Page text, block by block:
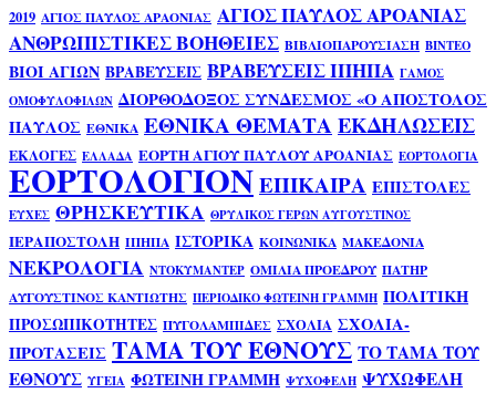
2019 ΑΓΙΟΣ ΠΑΥΛΟΣ ΑΡΑΟΝΙΑΣ ΑΓΙΟΣ ΠΑΥΛΟΣ ΑΡΟΑΝΙΑΣ
ΑΝΘΡΩΠΙΣΤΙΚΕΣ ΒΟΗΘΕΙΕΣ ΒΙΒΛΙΟΠΑΡΟΥΣΙΑΣΗ ΒΙΝΤΕΟ
ΒΙΟΙ ΑΓΙΩΝ ΒΡΑΒΕΥΣΕΙΣ ΒΡΑΒΕΥΣΕΙΣ ΙΠΗΠΑ ΓΑΜΟΣ
ΟΜΟΦΥΛΟΦΙΛΩΝ ΔΙΟΡΘΟΔΟΞΟΣ ΣΥΝΔΕΣΜΟΣ «Ο ΑΠΟΣΤΟΛΟΣ
ΠΑΥΛΟΣ ΕΘΝΙΚΑ ΕΘΝΙΚΑ ΘΕΜΑΤΑΕΚΔΗΛΩΣΕΙΣ
ΕΚΛΟΓΕΣ ΕΛΛΑΔΑ ΕΟΡΤΗ ΑΓΙΟΥ ΠΑΥΛΟΥ ΑΡΟΑΝΙΑΣ ΕΟΡΤΟΛΟΓΙΑ
ΕΟΡΤΟΛΟΓΙΟΝΕΠΙΚΑΙΡΑ ΕΠΙΣΤΟΛΕΣ
ΕΥΧΕΣ ΘΡΗΣΚΕΥΤΙΚΑ ΘΡΥΛΙΚΟΣ ΓΕΡΩΝ ΑΥΓΟΥΣΤΙΝΟΣ
ΙΕΡΑΠΟΣΤΟΛΗ ΙΠΗΠΑ ΙΣΤΟΡΙΚΑ ΚΟΙΝΩΝΙΚΑ ΜΑΚΕΔΟΝΙΑ
ΝΕΚΡΟΛΟΓΙΑ ΝΤΟΚΥΜΑΝΤΕΡ ΟΜΙΛΙΑ ΠΡΟΕΔΡΟΥ ΠΑΤΗΡ
ΑΥΓΟΥΣΤΙΝΟΣ ΚΑΝΤΙΩΤΗΣ ΠΕΡΙΟΔΙΚΟ ΦΩΤΕΙΝΗ ΓΡΑΜΜΗ ΠΟΛΙΤΙΚΗ
ΠΡΟΣΩΠΙΚΟΤΗΤΕΣ ΠΥΓΟΛΑΜΠΙΔΕΣ ΣΧΟΛΙΑ ΣΧΟΛΙΑ-
ΠΡΟΤΑΣΕΙΣ ΤΑΜΑ ΤΟΥ ΕΘΝΟΥΣ ΤΟ ΤΑΜΑ ΤΟΥ
ΕΘΝΟΥΣ ΥΓΕΙΑ ΦΩΤΕΙΝΗ ΓΡΑΜΜΗ ΨΥΧΟΦΕΛΗ ΨΥΧΩΦΕΛΗ